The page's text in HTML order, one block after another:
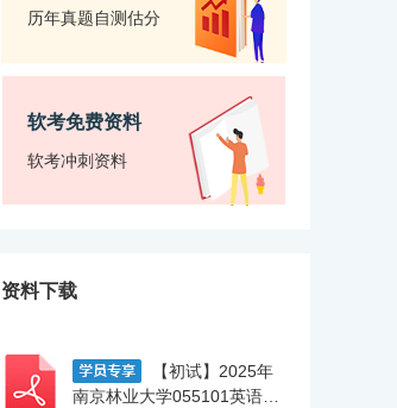
历年真题自测估分
软考免费资料
软考冲刺资料
资料下载
南京林业大学055101英语笔